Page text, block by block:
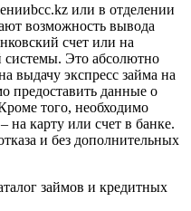
или в отделении
возможность вывода
счет или на
Это абсолютно
выдачу экспресс займа на
предоставить данные о
того, необходимо
на карту или счет в банке.
и без дополнительных
займов и кредитных